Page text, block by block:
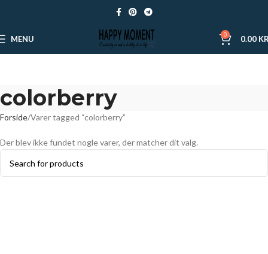
MENU 0 0.00
colorberry
Forside Varer tagged “colorberry”
Der blev ikke fundet nogle varer, der matcher dit valg.